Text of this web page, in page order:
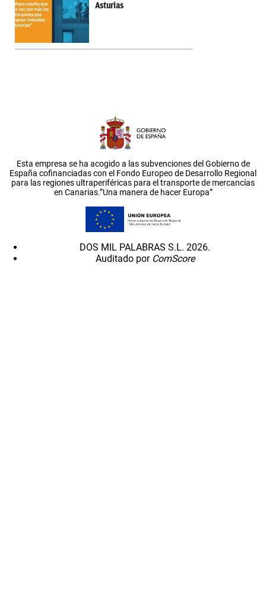
Asturias
Esta empresa se ha acogido a las subvenciones del Gobierno de
España cofinanciadas con el Fondo Europeo de Desarrollo Regional
para las regiones ultraperiféricas para el transporte de mercancías
en Canarias.”Una manera de hacer Europa”
DOS MIL PALABRAS S.L. 2026.
Auditado por ComScore